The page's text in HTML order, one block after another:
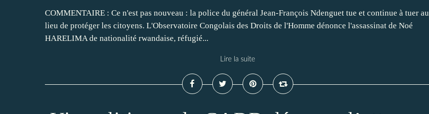
COMMENTAIRE : Ce n'est pas nouveau : la police du général Jean-François Ndenguet tue et continue à tuer au
lieu de protéger les citoyens. L'Observatoire Congolais des Droits de l'Homme dénonce l'assassinat de Noé
HARELIMA de nationalité rwandaise, réfugié...
Lire la suite